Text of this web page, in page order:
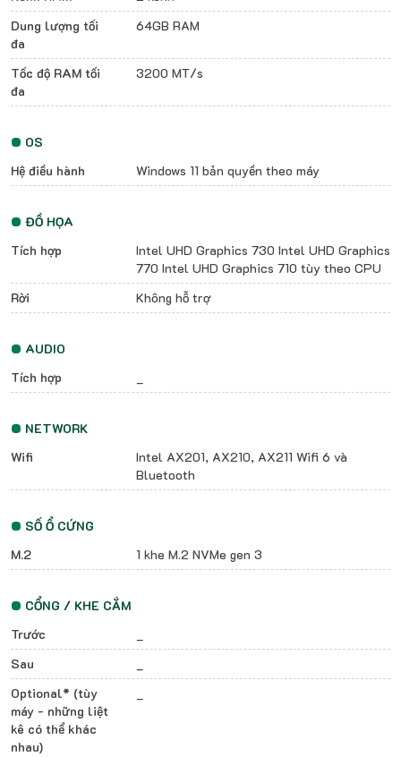
Dung lượng tối
đa
64GB RAM
Tốc độ RAM tối
đa
3200 MT/s
OS
Hệ điều hành
Windows 11 bản quyền theo máy
ĐỒ HỌA
Tích hợp
Intel UHD Graphics 730 Intel UHD Graphics
770 Intel UHD Graphics 710 tùy theo CPU
Rời
Không hỗ trợ
AUDIO
Tích hợp
NETWORK
Wifi
Intel AX201, AX210, AX211 Wifi 6 và
Bluetooth
SỐ Ổ CỨNG
M.2
1 khe M.2 NVMe gen 3
CỔNG / KHE CẮM
Trước
Sau
Optional* (tùy
máy - những liệt
kê có thể khác
nhau)